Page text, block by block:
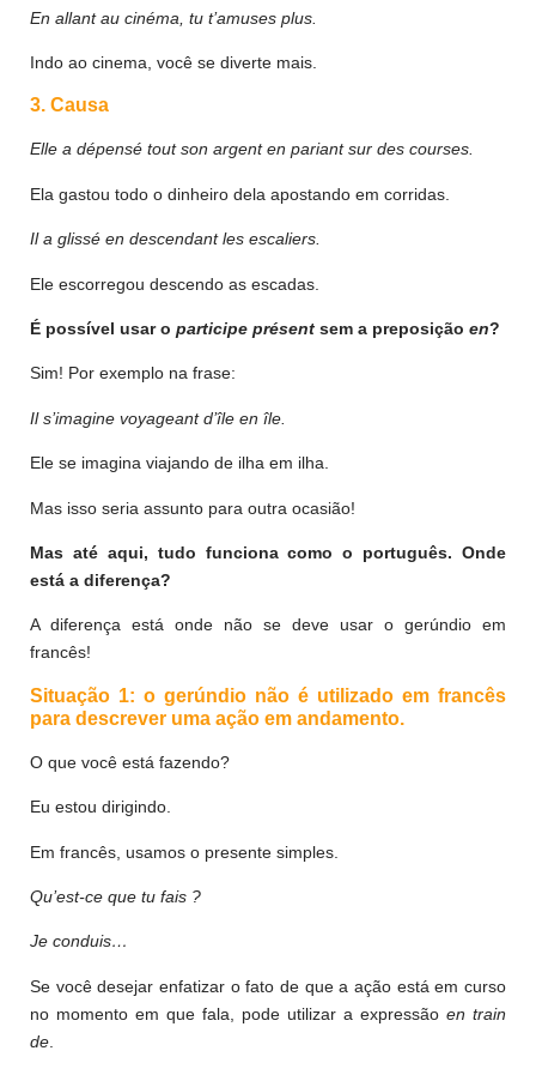
En allant au cinéma, tu t’amuses plus.
Indo ao cinema, você se diverte mais.
3. Causa
Elle a dépensé tout son argent en pariant sur des courses.
Ela gastou todo o dinheiro dela apostando em corridas.
Il a glissé en descendant les escaliers.
Ele escorregou descendo as escadas.
É possível usar o participe présent sem a preposição en?
Sim! Por exemplo na frase:
Il s’imagine voyageant d’île en île.
Ele se imagina viajando de ilha em ilha.
Mas isso seria assunto para outra ocasião!
Mas até aqui, tudo funciona como o português. Onde
está a diferença?
A diferença está onde não se deve usar o gerúndio em
francês!
Situação 1: o gerúndio não é utilizado em francês
para descrever uma ação em andamento.
O que você está fazendo?
Eu estou dirigindo.
Em francês, usamos o presente simples.
Qu’est-ce que tu fais ?
Je conduis…
Se você desejar enfatizar o fato de que a ação está em curso
no momento em que fala, pode utilizar a expressão en train
de